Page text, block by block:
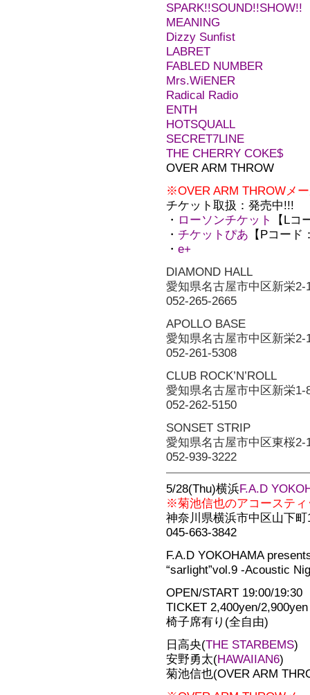
SPARK!!SOUND!!SHOW!!
MEANING
Dizzy Sunfist
LABRET
FABLED NUMBER
Mrs.WiENER
Radical Radio
ENTH
HOTSQUALL
SECRET7LINE
THE CHERRY COKE$
OVER ARM THROW
※OVER ARM THROWメ
チケット取扱：発売中!!!
・ ローソンチケット
【Lコ
・ チケットぴあ 【Pコード
・ e+
DIAMOND HALL
愛知県名古屋市中区新栄
052-265-2665
APOLLO BASE
愛知県名古屋市中区新栄
052-261-5308
CLUB ROCK’N’ROLL
愛知県名古屋市中区新栄1-
052-262-5150
SONSET STRIP
愛知県名古屋市中区東桜
052-939-3222
5/28(Thu)横浜F.A.D
※菊池信也のアコーステ
神奈川県横浜市中区山下
045-663-3842
F.A.D YOKOHAMA
“sarlight”vol.9 -Acoustic
OPEN/START 19:00/19:30
TICKET 2,400yen/2,900yen
椅子席有り(全自由)
日高央(THE STARBEMS)
安野勇太(HAWAIIAN6)
菊池信也(OVER ARM